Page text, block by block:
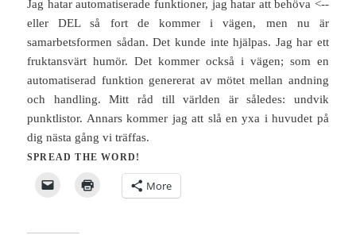
Jag hatar automatiserade funktioner, jag hatar att behöva <--
eller DEL så fort de kommer i vägen, men nu är
samarbetsformen sådan. Det kunde inte hjälpas. Jag har ett
fruktansvärt humör. Det kommer också i vägen; som en
automatiserad funktion genererat av mötet mellan andning
och handling. Mitt råd till världen är således: undvik
punktlistor. Annars kommer jag att slå en yxa i huvudet på
dig nästa gång vi träffas.
SPREAD THE WORD!
More